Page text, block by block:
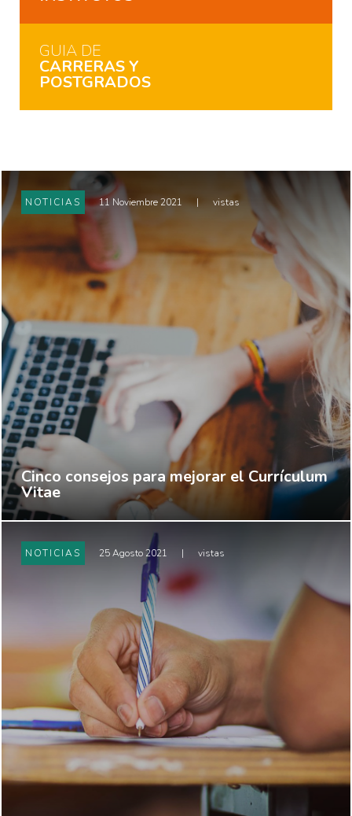
GUIA DE
CARRERAS Y
POSTGRADOS
NOTICIAS 11 Noviembre 2021 | vistas
Cinco consejos para mejorar el Currículum
Vitae
NOTICIAS 25 Agosto 2021 | vistas